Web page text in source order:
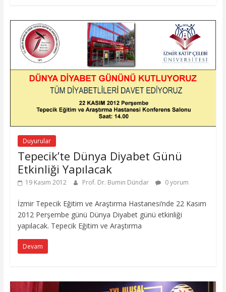
Duyurular
Tepecik’te Dünya Diyabet Günü
Etkinliği Yapılacak
19 Kasım 2012 Prof. Dr. Bumin Dündar 0 yorum
İzmir Tepecik Eğitim ve Araştırma Hastanesi’nde 22 Kasım
2012 Perşembe günü Dünya Diyabet günü etkinliği
yapılacak. Tepecik Eğitim ve Araştırma
Devam